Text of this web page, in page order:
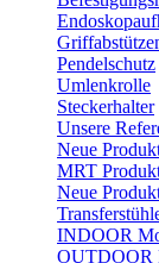
Pendelschutz
Umlenkrolle
Steckerhalter
Unsere
Neue
MRT
Neue
INDOOR
OUTDOOR